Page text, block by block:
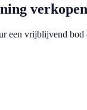
een vrijblijvend